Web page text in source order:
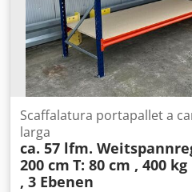
dall'ordinazione
Scaffalatura portapallet a
larga
ca. 57 lfm.
200 cm T: 80 cm , 400
, 3 Ebenen